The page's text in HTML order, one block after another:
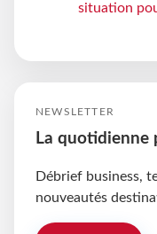
situation
NEWSLETTER
La quotidienne
Débrief business,
nouveautés